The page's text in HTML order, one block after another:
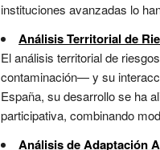
instituciones avanzadas lo
Análisis Territorial de
El análisis territorial de
contaminación— y su
España, su desarrollo se ha
participativa, combinando
Análisis de Adaptación